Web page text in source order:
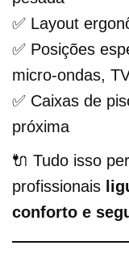
✅ Layout
✅ Posições
micro-ondas,
✅ Caixas de
próxima
🔌 Tudo isso
profissionais
conforto e